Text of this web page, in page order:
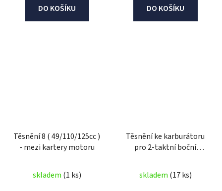
DO KOŠÍKU DO KOŠÍKU
Těsnění 8 ( 49/110/125cc )
- mezi kartery motoru
skladem (1 ks)
Těsnění ke karburátoru
pro 2-taktní boční
skladem (17 ks)